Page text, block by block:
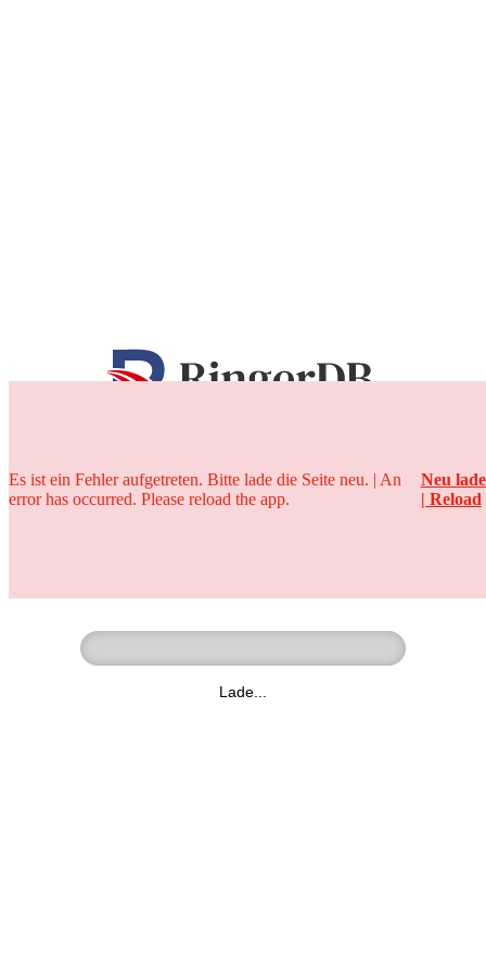
25 Jahre
Lade...
Es ist ein Fehler aufgetreten. Bitte lade die Seite neu. | An
error has occurred. Please reload the app.
Neu
| Reload